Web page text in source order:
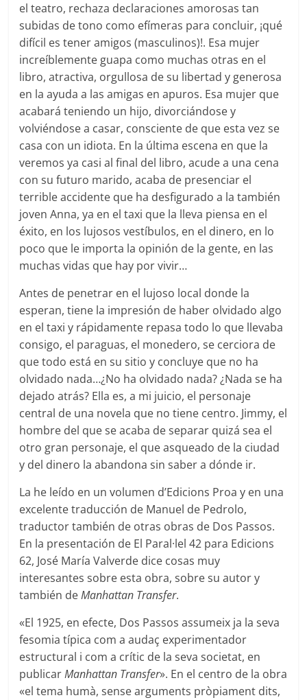
el teatro, rechaza declaraciones amorosas tan
subidas de tono como efímeras para concluir, ¡qué
difícil es tener amigos (masculinos)!. Esa mujer
increíblemente guapa como muchas otras en el
libro, atractiva, orgullosa de su libertad y generosa
en la ayuda a las amigas en apuros. Esa mujer que
acabará teniendo un hijo, divorciándose y
volviéndose a casar, consciente de que esta vez se
casa con un idiota. En la última escena en que la
veremos ya casi al final del libro, acude a una cena
con su futuro marido, acaba de presenciar el
terrible accidente que ha desfigurado a la también
joven Anna, ya en el taxi que la lleva piensa en el
éxito, en los lujosos vestíbulos, en el dinero, en lo
poco que le importa la opinión de la gente, en las
muchas vidas que hay por vivir…
Antes de penetrar en el lujoso local donde la
esperan, tiene la impresión de haber olvidado algo
en el taxi y rápidamente repasa todo lo que llevaba
consigo, el paraguas, el monedero, se cerciora de
que todo está en su sitio y concluye que no ha
olvidado nada…¿No ha olvidado nada? ¿Nada se ha
dejado atrás? Ella es, a mi juicio, el personaje
central de una novela que no tiene centro. Jimmy, el
hombre del que se acaba de separar quizá sea el
otro gran personaje, el que asqueado de la ciudad
y del dinero la abandona sin saber a dónde ir.
La he leído en un volumen d’Edicions Proa y en una
excelente traducción de Manuel de Pedrolo,
traductor también de otras obras de Dos Passos.
En la presentación de El Paral·lel 42 para Edicions
62, José María Valverde dice cosas muy
interesantes sobre esta obra, sobre su autor y
también deManhattan Transfer.
«El 1925, en efecte, Dos Passos assumeix ja la seva
fesomia típica com a audaç experimentador
estructural i com a crític de la seva societat, en
publicarManhattan Transfer». En el centro de la obra
«el tema humà, sense arguments pròpiament dits,